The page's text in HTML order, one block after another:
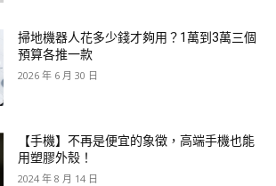
掃地機器人花多少錢才夠用？1萬到3萬三個
預算各推一款
2026 年 6 月 30 日
【手機】不再是便宜的象徵，高端手機也能
用塑膠外殼！
2024 年 8 月 14 日